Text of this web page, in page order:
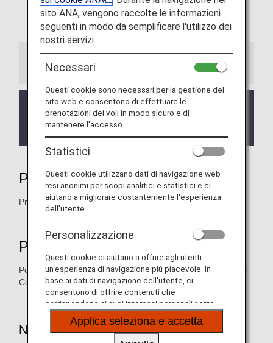
Informazioni
Il negozio BURBERRY nell'aeroporto di Kansai ha
chiuso il 30 settembre 2023 (sabato).
Un sincero ringraziamento per la fiducia.
Prodotti idonei
Prodotti venduti presso le seguenti località idonee
Pagamento
Per pagare i prodotti, utilizza contanti, e-money, ANA Digital
Coupon, voucher di viaggio ANA o una carta di credito.
Note
sito ANA, vengono raccolte le informazioni
seguenti in modo da semplificare l'utilizzo dei
nostri servizi.
Necessari
Questi cookie sono necessari per la gestione del
sito web e consentono di effettuare le
prenotazioni dei voli in modo sicuro e di
mantenere l'accesso.
Statistici
Questi cookie utilizzano dati di navigazione web
resi anonimi per scopi analitici e statistici e ci
aiutano a migliorare costantemente l'esperienza
dell'utente.
Personalizzazione
Questi cookie ci aiutano a offrire agli utenti
un'esperienza di navigazione più piacevole. In
base ai dati di navigazione dell'utente, ci
consentono di offrire contenuti che
corrispondono ai suoi interessi personali sotto
forma di siti web, e-mail, social media e pubblicità.
Applica seleziona e accetta